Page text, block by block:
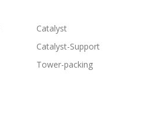
Catalyst
Catalyst-Support
Tower-packing